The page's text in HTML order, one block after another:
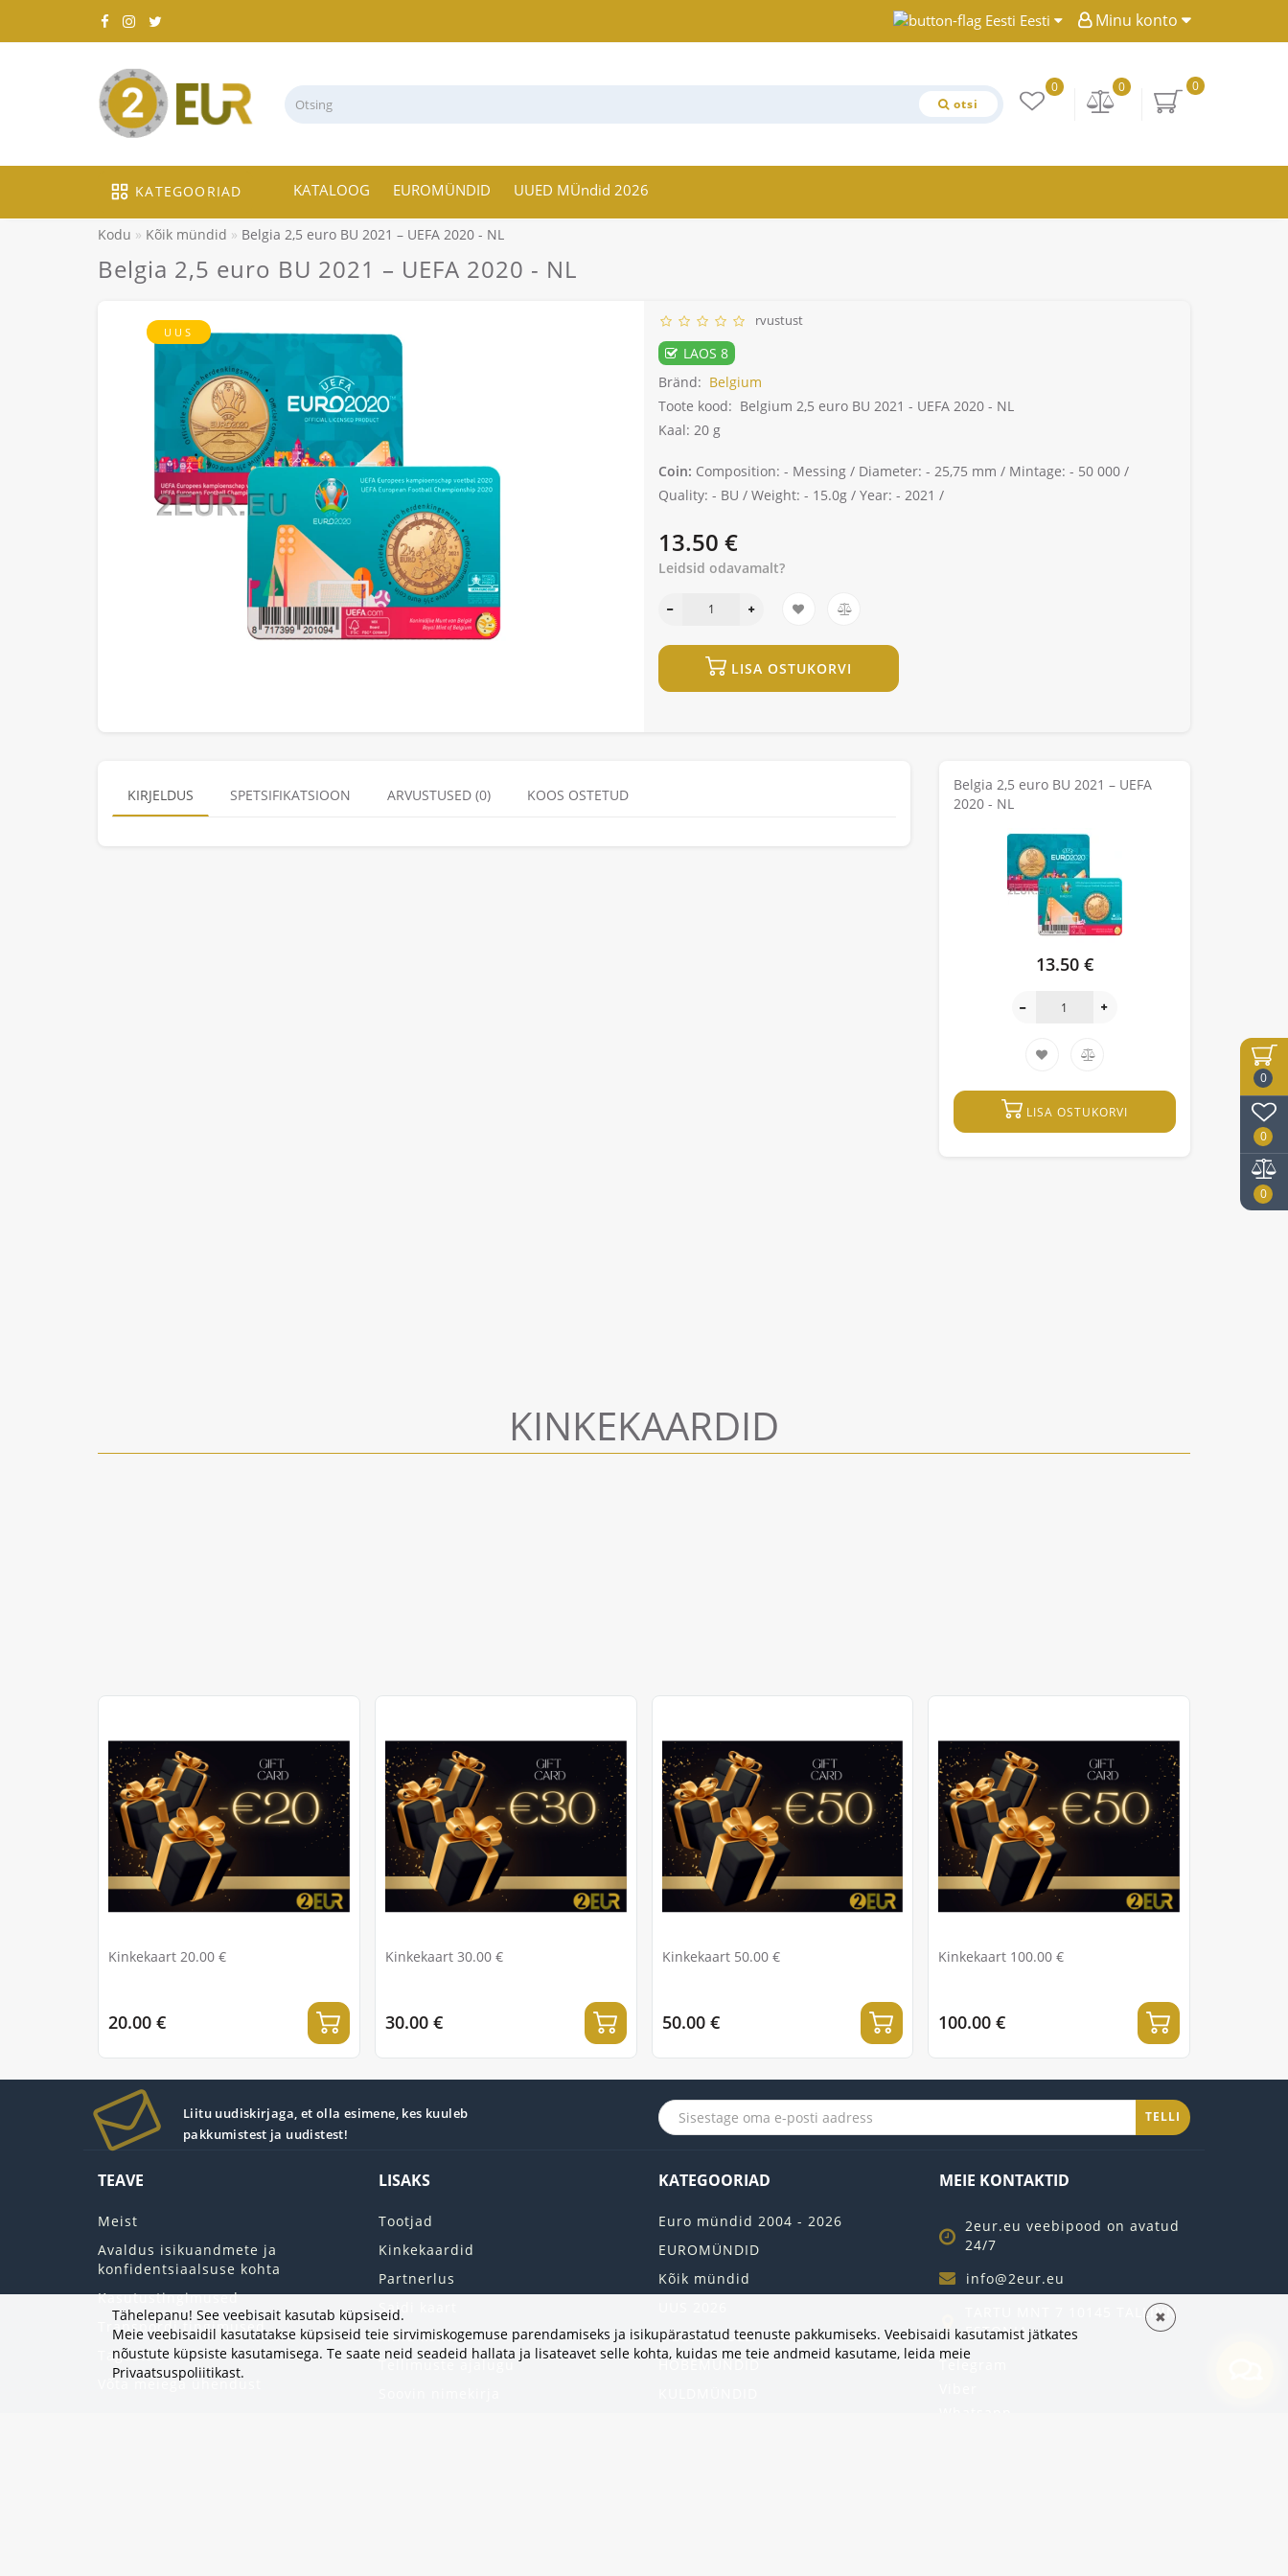
0
0
0
Minu konto
Eesti
otsi
0
0
0
KATEGOORIAD KATALOOG EUROMÜNDID UUED MÜndid 2026
Kodu Kõik mündid Belgia 2,5 euro BU 2021 – UEFA 2020 - NL
Belgia 2,5 euro BU 2021 – UEFA 2020 - NL
UUS
rvustust
LAOS 8
Bränd: Belgium
Toote kood: Belgium 2,5 euro BU 2021 - UEFA 2020 - NL
Kaal: 20 g
Coin: Composition: - Messing / Diameter: - 25,75 mm / Mintage: - 50 000 /
Quality: - BU / Weight: - 15.0g / Year: - 2021 /
13.50 €
Leidsid odavamalt?
LISA OSTUKORVI
KIRJELDUS SPETSIFIKATSIOON ARVUSTUSED (0) KOOS OSTETUD
Belgia 2,5 euro BU 2021 – UEFA
2020 - NL
13.50 €
LISA OSTUKORVI
KINKEKAARDID
Kinkekaart 20.00 €
20.00 €
Kinkekaart 30.00 €
30.00 €
Kinkekaart 50.00 €
50.00 €
Kinkekaart 100.00 €
100.00 €
Liitu uudiskirjaga, et olla esimene, kes kuuleb
pakkumistest ja uudistest!
TELLI
TEAVE
Meist
Avaldus isikuandmete ja
konfidentsiaalsuse kohta
Kasutustingimused
Transpordi tingimused
Tagastab
Võta meiega ühendust
LISAKS
Tootjad
Kinkekaardid
Partnerlus
Saidi kaart
Minu konto
Tellimuste ajalugu
KATEGOORIAD
Euro mündid 2004 - 2026
EUROMÜNDID
Kõik mündid
2 EURO RULLI
HÕBEMÜNDID
MEIE KONTAKTID
2eur.eu veebipood on avatud
24/7
info@2eur.eu
TARTU MNT 7 10145 TALLINN
ESTONIA
Telegram
Tähelepanu! See veebisait kasutab küpsiseid.
Meie veebisaidil kasutatakse küpsiseid teie sirvimiskogemuse parendamiseks ja isikupärastatud teenuste pakkumiseks. Veebisaidi kasutamist jätkates
nõustute küpsiste kasutamisega. Te saate neid seadeid hallata ja lisateavet selle kohta, kuidas me teie andmeid kasutame, leida meie
Privaatsuspoliitikast.
✖